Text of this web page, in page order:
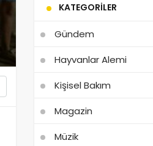
KATEGORILER
Gündem
Hayvanlar Alemi
Kişisel Bakım
Magazin
Müzik